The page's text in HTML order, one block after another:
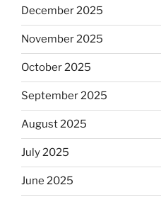
December 2025
November 2025
October 2025
September 2025
August 2025
July 2025
June 2025